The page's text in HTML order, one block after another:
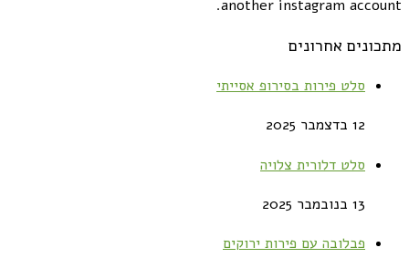
another instagram account.
מתכונים אחרונים
סלט פירות בסירופ אסייתי
12 בדצמבר 2025
סלט דלורית צלויה
13 בנובמבר 2025
פבלובה עם פירות ירוקים